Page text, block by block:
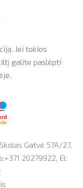
Jei tokios
galite paslėpti
Gatvė 57A/27,
20279922, El: